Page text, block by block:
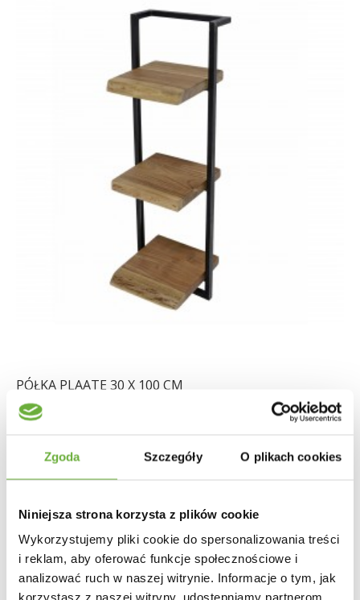
Zgoda Szczegóły O plikach cookies
Niniejsza strona korzysta z plików cookie
Wykorzystujemy pliki cookie do spersonalizowania treści
i reklam, aby oferować funkcje społecznościowe i
analizować ruch w naszej witrynie. Informacje o tym, jak
korzystasz z naszej witryny, udostępniamy partnerom
PÓŁKA PLAATE 30 X 100 CM